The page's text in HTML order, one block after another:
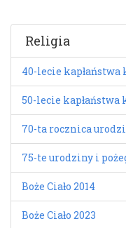
Religia
40-lecie kapłaństwa
50-lecie kapłaństwa
70-ta rocznica
75-te urodziny i
Boże Ciało 2014
Boże Ciało 2023